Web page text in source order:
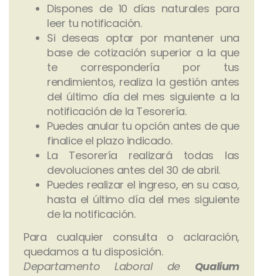
Dispones de 10 días naturales para
leer tu notificación.
Si deseas optar por mantener una
base de cotización superior a la que
te correspondería por tus
rendimientos, realiza la gestión antes
del último día del mes siguiente a la
notificación de la Tesorería.
Puedes anular tu opción antes de que
finalice el plazo indicado.
La Tesorería realizará todas las
devoluciones antes del 30 de abril.
Puedes realizar el ingreso, en su caso,
hasta el último día del mes siguiente
de la notificación.
Para cualquier consulta o aclaración,
quedamos a tu disposición.
Departamento Laboral de Qualium